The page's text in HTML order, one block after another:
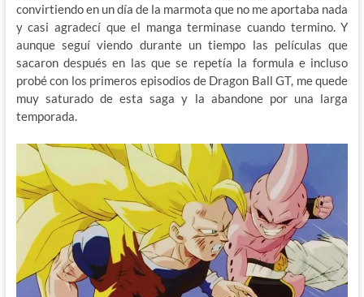
convirtiendo en un día de la marmota que no me aportaba nada
y casi agradecí que el manga terminase cuando termino. Y
aunque seguí viendo durante un tiempo las películas que
sacaron después en las que se repetía la formula e incluso
probé con los primeros episodios de Dragon Ball GT, me quede
muy saturado de esta saga y la abandone por una larga
temporada.